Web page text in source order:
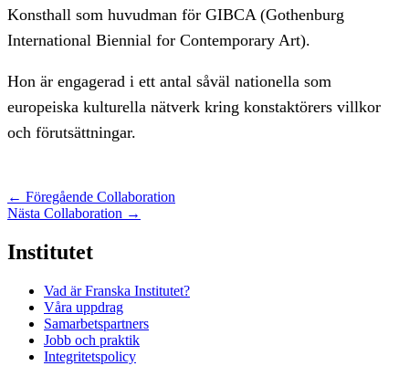
Konsthall som huvudman för GIBCA (Gothenburg
International Biennial for Contemporary Art).
Hon är engagerad i ett antal såväl nationella som
europeiska kulturella nätverk kring konstaktörers villkor
och förutsättningar.
← Föregående Collaboration
Nästa Collaboration →
Institutet
Vad är Franska Institutet?
Våra uppdrag
Samarbetspartners
Jobb och praktik
Integritetspolicy